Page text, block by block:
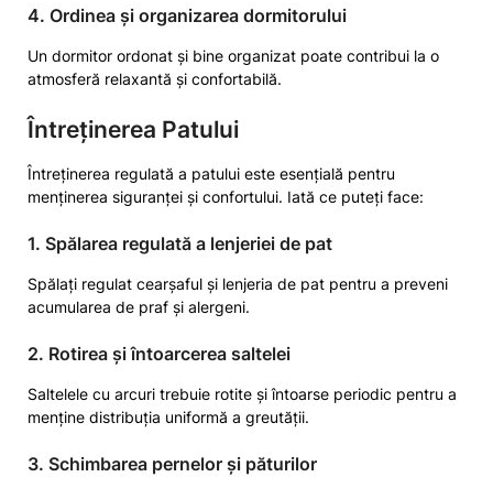
4. Ordinea și organizarea dormitorului
Un dormitor ordonat și bine organizat poate contribui la o
atmosferă relaxantă și confortabilă.
Întreținerea Patului
Întreținerea regulată a patului este esențială pentru
menținerea siguranței și confortului. Iată ce puteți face:
1. Spălarea regulată a lenjeriei de pat
Spălați regulat cearșaful și lenjeria de pat pentru a preveni
acumularea de praf și alergeni.
2. Rotirea și întoarcerea saltelei
Saltelele cu arcuri trebuie rotite și întoarse periodic pentru a
menține distribuția uniformă a greutății.
3. Schimbarea pernelor și păturilor